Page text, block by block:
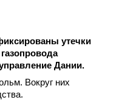
утечки
Дании.
Вокруг них